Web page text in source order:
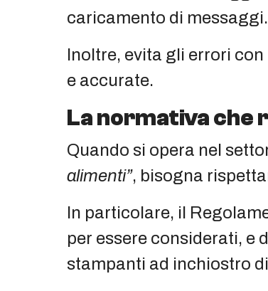
caricamento di messaggi.
Inoltre, evita gli errori
e accurate.
La normativa che
Quando si opera nel
alimenti”, bisogna
In particolare, il
per essere considerati, e
stampanti ad inchiostro